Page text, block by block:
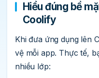
Hiểu đúng bề
Coolify
Khi đưa ứng dụng lên
vệ mỗi app. Thực tế,
nhiều lớp: